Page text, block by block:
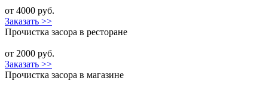
от 4000 руб.
Заказать >>
Прочистка засора в ресторане
от 2000 руб.
Заказать >>
Прочистка засора в магазине